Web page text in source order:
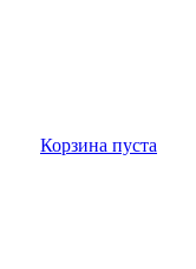
Корзина пуста